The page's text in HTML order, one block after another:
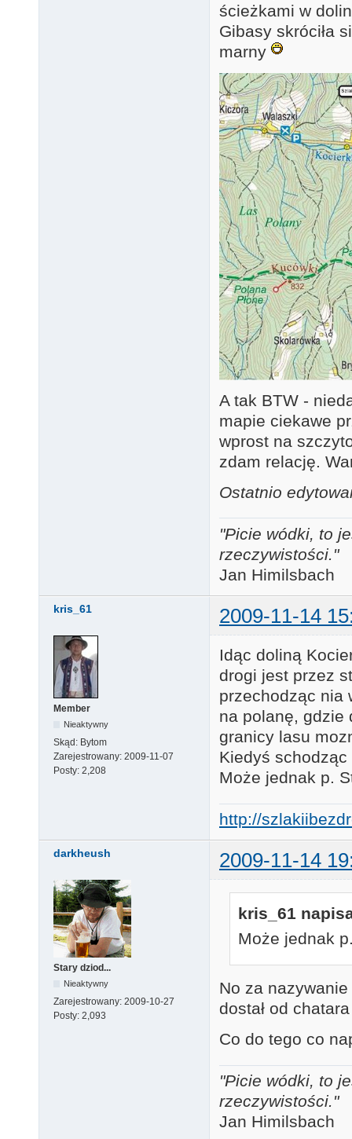
ścieżkami w
Gibasy skróciła
marny
A tak BTW -
mapie ciekawe
wprost na
zdam relację.
Ostatnio
"Picie wódki, to
rzeczywistości."
Jan Himilsbach
kris_61 2009-11-14
Member
Nieaktywny
Skąd: Bytom
Zarejestrowany: 2009-11-07
Posty: 2,208
Idąc doliną
drogi jest przez
przechodząc nia
na polanę, gdzie
granicy lasu
Kiedyś schodząc
Może jednak p.
http://
darkheush 2009-11-14
Stary dziod...
Nieaktywny
Zarejestrowany: 2009-10-27
Posty: 2,093
kris_61
Może jednak
No za
dostał od
Co do tego co
"Picie wódki, to
rzeczywistości."
Jan Himilsbach